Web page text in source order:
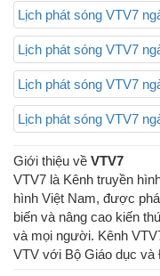
Lịch phát sóng VTV7
Lịch phát sóng VTV7
Lịch phát sóng VTV7
Lịch phát sóng VTV7
Giới thiệu về VTV7
VTV7 là Kênh truyền
hình Việt Nam, được
biến và nâng cao kiến
và mọi người. Kênh
VTV với Bộ Giáo dục và